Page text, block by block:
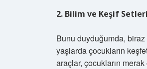
2. Bilim ve Keşif Setleri
Bunu duyduğumda, biraz
yaşlarda çocukların
araçlar, çocukların